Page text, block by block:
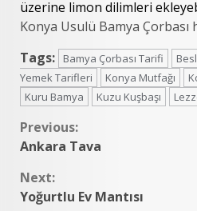
üzerine limon dilimleri
Konya Usulü Bamya Çorbası
Tags:
Bamya Çorbası Tarifi
Yemek Tarifleri
Konya Mutfağı
Kuru Bamya
Kuzu Kuşbaşı
Continue
Previous:
Ankara Tava
Next:
Yoğurtlu Ev Mantısı